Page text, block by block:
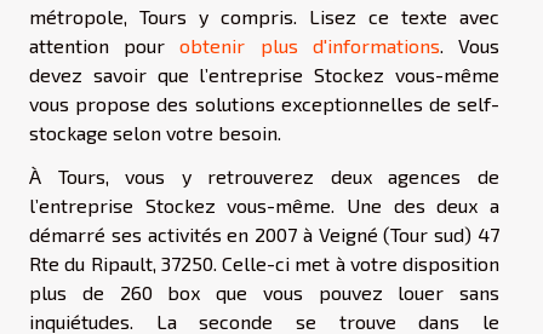
métropole, Tours y compris. Lisez ce texte avec
attention pourobtenir plus d'informations . Vous
devez savoir que l’entreprise Stockez vous-même
vous propose des solutions exceptionnelles de self-
stockage selon votre besoin.
À Tours, vous y retrouverez deux agences de
l’entreprise Stockez vous-même. Une des deux a
démarré ses activités en 2007 à Veigné (Tour sud) 47
Rte du Ripault, 37250. Celle-ci met à votre disposition
plus de 260 box que vous pouvez louer sans
inquiétudes. La seconde se trouve dans le